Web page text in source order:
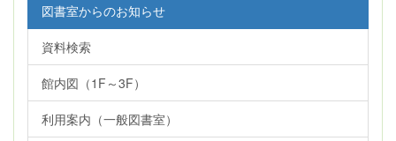
図書室からのお知らせ
資料検索
館内図（1F～3F）
利用案内（一般図書室）